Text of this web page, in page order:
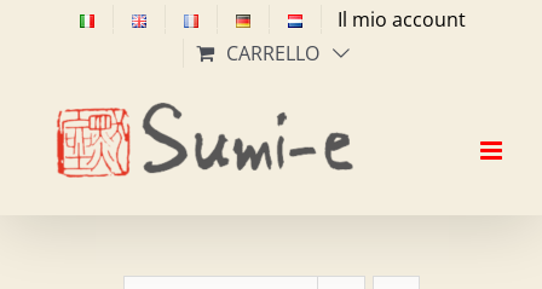
Il mio account
CARRELLO